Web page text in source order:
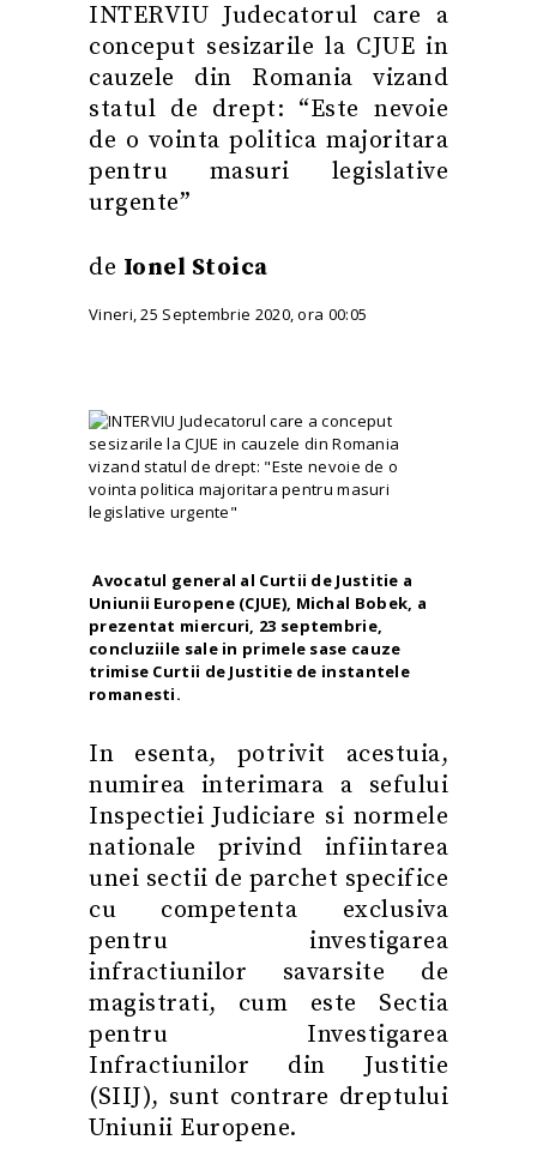
INTERVIU Judecatorul care a
conceput sesizarile la CJUE in
cauzele din Romania vizand
statul de drept: “Este nevoie
de o vointa politica majoritara
pentru masuri legislative
urgente”
de Ionel Stoica
Vineri, 25 Septembrie 2020, ora 00:05
Avocatul general al Curtii de Justitie a
Uniunii Europene (CJUE), Michal Bobek, a
prezentat miercuri, 23 septembrie,
concluziile sale in primele sase cauze
trimise Curtii de Justitie de instantele
romanesti.
In esenta, potrivit acestuia,
numirea interimara a sefului
Inspectiei Judiciare si normele
nationale privind infiintarea
unei sectii de parchet specifice
cu competenta exclusiva
pentru investigarea
infractiunilor savarsite de
magistrati, cum este Sectia
pentru Investigarea
Infractiunilor din Justitie
(SIIJ), sunt contrare dreptului
Uniunii Europene.